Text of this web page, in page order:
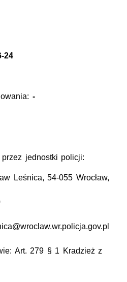
24
-
jednostki policji:
Leśnica, 54-055 Wrocław,
Art. 279 § 1 Kradzież z